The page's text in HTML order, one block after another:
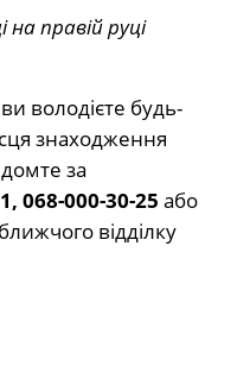
на правій руці
володієте будь-
знаходження
за
068-000-30-25 або
відділку